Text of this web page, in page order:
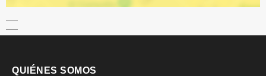
QUIÉNES SOMOS